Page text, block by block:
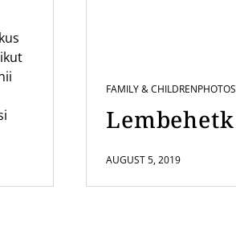
FAMILY & CHILDRENPHOTOS
Lembehetk
AUGUST 5, 2019